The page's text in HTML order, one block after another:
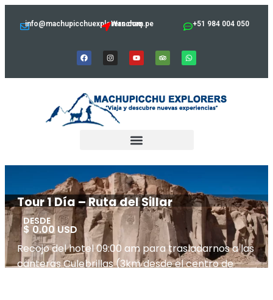
info@machupicchuexplorers.com.pe
Wanchaq +51 984 004 050
Tour 1 Día – Ruta del Sillar
DESDE
$ 0.00 USD
Recojo del hotel 09:00 am para trasladarnos a las
canteras Culebrillas (3km desde el centro de